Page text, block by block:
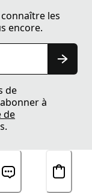
les
encore.
de
à
de